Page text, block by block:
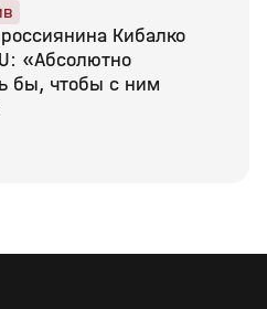
Кибалко
«Абсолютно
бы, чтобы с ним